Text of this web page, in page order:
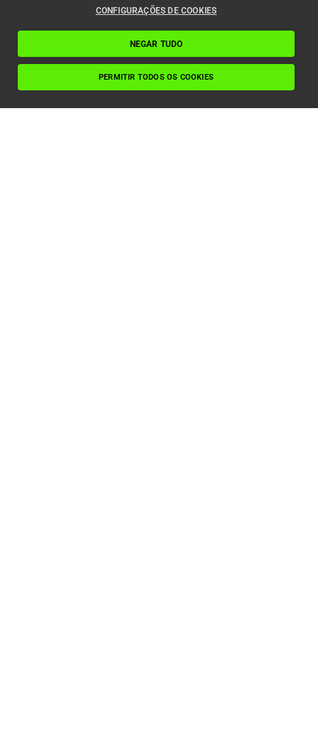
CONFIGURAÇÕES DE COOKIES
NEGAR TUDO
PERMITIR TODOS OS COOKIES